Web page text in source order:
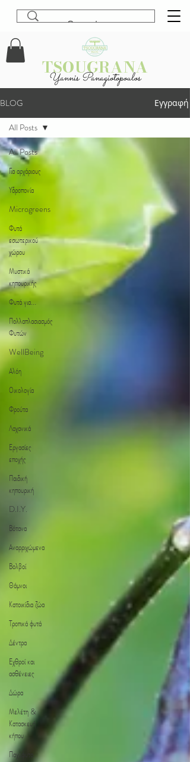
TSOUGRANA
Yannis Panagiotopoulos
BLOG Εγγραφή
All Posts
Για αρχάριους
Υδροπονία
Microgreens
Φυτά
εσωτερικού
χώρου
Μυστικά
κηπουρικής
Φυτά για...
Πολλαπλασιασμός
Φυτών
WellBeing
Αλόη
Οικολογία
Φρούτα
Λαχανικά
Εργασίες
εποχής
Παιδική
κηπουρική
D.I.Y.
Βότανα
Αναρριχώμενα
Βολβοί
Θάμνοι
Κατοικίδια ζώα
Τροπικά φυτά
Δέντρα
Εχθροί και
ασθένειες
Δώρα
Μελέτη &
Κατασκευή
κήπου
Παχύφυτα
All Posts